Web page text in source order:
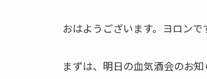
おはようございます。ヨロンで
まずは、明日の血気酒会のお知